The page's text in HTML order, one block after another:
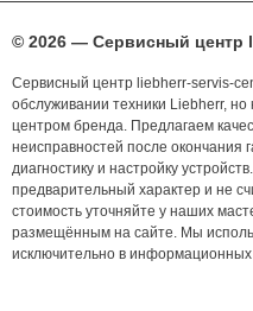
© 2026 — Сервисный центр
Сервисный центр liebherr-servis-
обслуживании техники Liebherr,
центром бренда. Предлагаем
неисправностей после окончания
диагностику и настройку
предварительный характер и не
стоимость уточняйте у наших
размещённым на сайте. Мы
исключительно в